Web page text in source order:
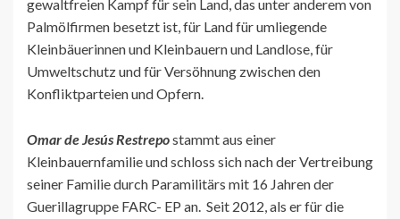
gewaltfreien Kampf für sein Land, das unter anderem von
Palmölfirmen besetzt ist, für Land für umliegende
Kleinbäuerinnen und Kleinbauern und Landlose, für
Umweltschutz und für Versöhnung zwischen den
Konfliktparteien und Opfern.
Omar de Jesús Restrepostammt aus einer
Kleinbauernfamilie und schloss sich nach der Vertreibung
seiner Familie durch Paramilitärs mit 16 Jahren der
Guerillagruppe FARC- EP an. Seit 2012, als er für die